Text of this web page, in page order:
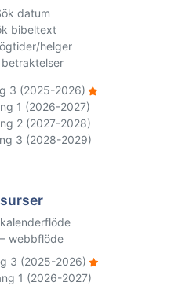
datum
bibeltext
helger
betraktelser
3 (2025-2026)
1 (2026-2027)
2 (2027-2028)
3 (2028-2029)
– webbflöde
3 (2025-2026)
1 (2026-2027)